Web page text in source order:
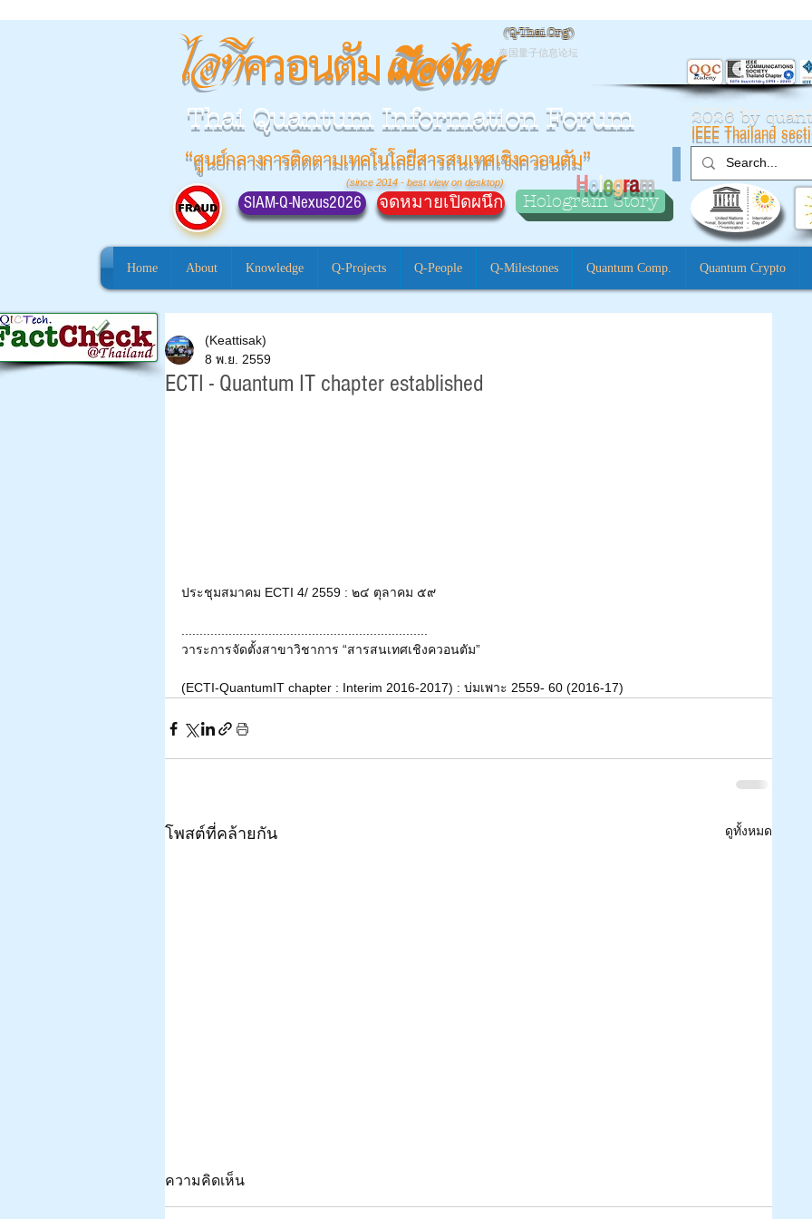
ไอทีควอนตัมเมืองไทย 泰国量子信息论坛
(Q-Thai.Org)
Thai Quantum Information Forum 2026 by
IEEE Thailand
“ศูนย์กลางการติดตามเทคโนโลยีสารสนเทศเชิงควอนตัม”
(since 2014 - best view on desktop)
จดหมายเปิดผนึก Hologram Story
Hologram
SIAM-Q-Nexus2026
Home About Knowledge Q-Projects Q-People Q-Milestones Quantum Comp. Quantum Crypto
ECTI - Quantum IT chapter established
(Keattisak)
8 พ.ย. 2559
ประชุมสมาคม ECTI 4/ 2559 : ๒๔ ตุลาคม ๕๙
....................................................................
วาระการจัดตั้งสาขาวิชาการ “สารสนเทศเชิงควอนตัม”
(ECTI-QuantumIT chapter : Interim 2016-2017) : บ่มเพาะ 2559- 60 (2016-17)
โพสต์ที่คล้ายกัน ดูทั้งหมด
ความคิดเห็น